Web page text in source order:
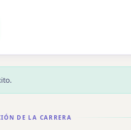
DE LA CARRERA